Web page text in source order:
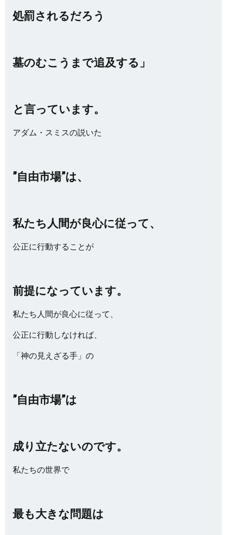
処罰されるだろう
墓のむこうまで追及する」
と言っています。
アダム・スミスの説いた
”自由市場”は、
私たち人間が良心に従って、
公正に行動することが
前提になっています。
私たち人間が良心に従って、
公正に行動しなければ、
「神の見えざる手」の
”自由市場”は
成り立たないのです。
私たちの世界で
最も大きな問題は